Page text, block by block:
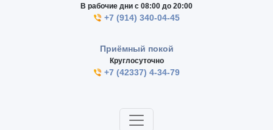
В рабочие дни с 08:00 до 20:00
+7 (914) 340-04-45
Приёмный покой
Круглосуточно
+7 (42337) 4-34-79